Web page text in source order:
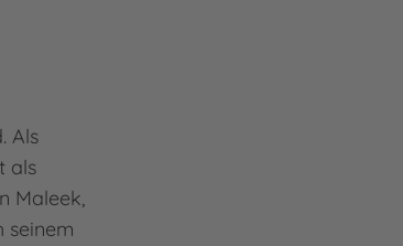
Als
als
Maleek,
seinem